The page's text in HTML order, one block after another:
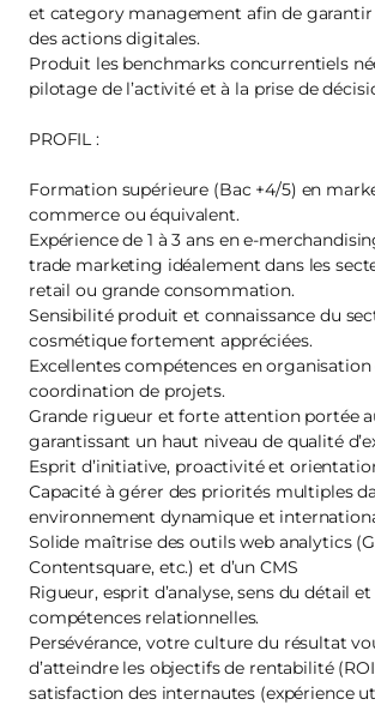
et category management afin de garantir
des actions digitales.
Produit les benchmarks concurrentiels
pilotage de l’activité et à la prise de
PROFIL :
Formation supérieure (Bac +4/5) en
commerce ou équivalent.
Expérience de 1 à 3 ans en e-
trade marketing idéalement dans les
retail ou grande consommation.
Sensibilité produit et connaissance du
cosmétique fortement appréciées.
Excellentes compétences en organisation
coordination de projets.
Grande rigueur et forte attention portée
garantissant un haut niveau de qualité
Esprit d’initiative, proactivité et
Capacité à gérer des priorités multiples
environnement dynamique et
Solide maîtrise des outils web analytics
Contentsquare, etc.) et d’un CMS
Rigueur, esprit d’analyse, sens du détail
compétences relationnelles.
Persévérance, votre culture du résultat
d’atteindre les objectifs de rentabilité
satisfaction des internautes (expérience